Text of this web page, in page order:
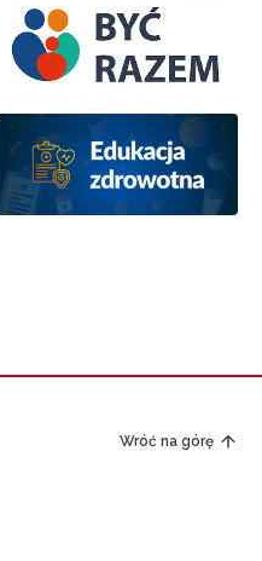
Wróć na górę